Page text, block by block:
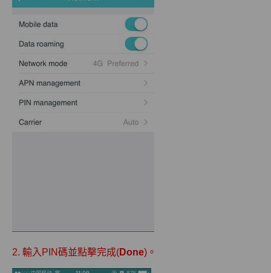
2. 輸入PIN碼並點擊完成(Done)。